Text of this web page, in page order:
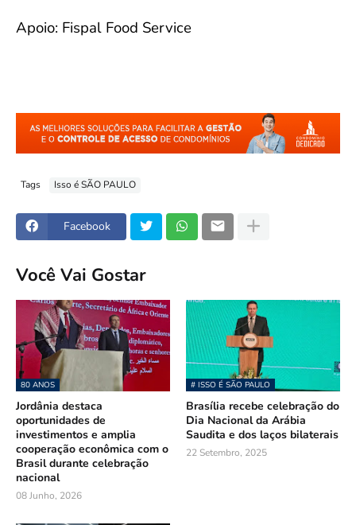
Apoio: Fispal Food Service
Tags Isso é SÃO PAULO
Facebook
Você Vai Gostar
80 ANOS
Jordânia destaca
oportunidades de
investimentos e amplia
cooperação econômica com o
Brasil durante celebração
nacional
08 Junho, 2026
# ISSO É SÃO PAULO
Brasília recebe celebração do
Dia Nacional da Arábia
Saudita e dos laços bilaterais
22 Setembro, 2025